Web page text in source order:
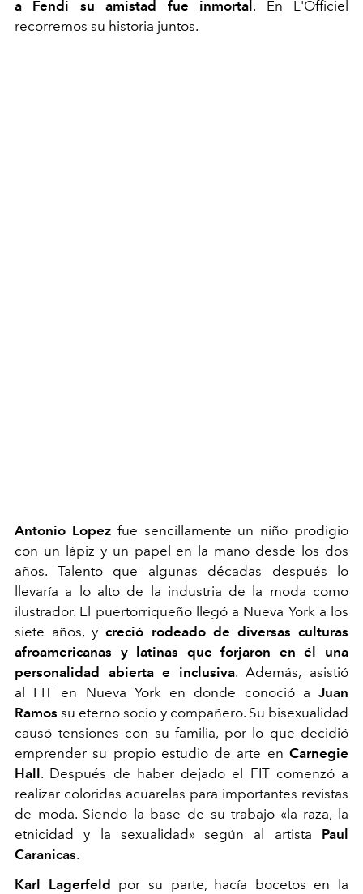
a Fendi su amistad fue inmortal . En L'Officiel
recorremos su historia juntos.
Antonio Lopez fue sencillamente un niño prodigio
con un lápiz y un papel en la mano desde los dos
años. Talento que algunas décadas después lo
llevaría a lo alto de la industria de la moda como
ilustrador. El puertorriqueño llegó a Nueva York a los
siete años, ycreció rodeado de diversas culturas
afroamericanas y latinas que forjaron en él una
personalidad abierta e inclusiva. Además, asistió
al FIT en Nueva York en donde conoció a Juan
Ramos su eterno socio y compañero. Su bisexualidad
causó tensiones con su familia, por lo que decidió
emprender su propio estudio de arte en Carnegie
Hall . Después de haber dejado el FIT comenzó a
realizar coloridas acuarelas para importantes revistas
de moda. Siendo la base de su trabajo «la raza, la
etnicidad y la sexualidad» según al artista Paul
Caranicas.
Karl Lagerfeld por su parte, hacía bocetos en la